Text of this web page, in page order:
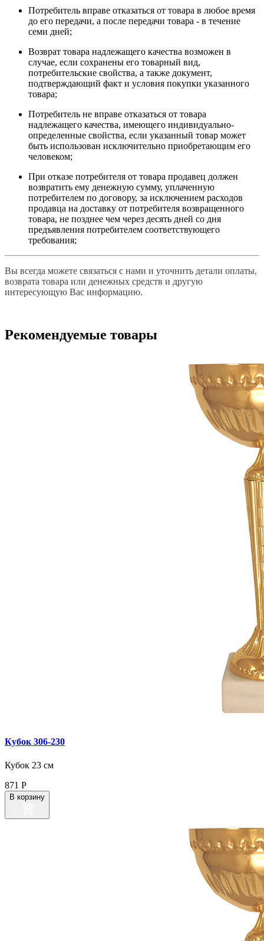
Потребитель вправе отказаться от товара в любое время
до его передачи, а после передачи товара - в течение
семи дней;
Возврат товара надлежащего качества возможен в
случае, если сохранены его товарный вид,
потребительские свойства, а также документ,
подтверждающий факт и условия покупки указанного
товара;
Потребитель не вправе отказаться от товара
надлежащего качества, имеющего индивидуально-
определенные свойства, если указанный товар может
быть использован исключительно приобретающим его
человеком;
При отказе потребителя от товара продавец должен
возвратить ему денежную сумму, уплаченную
потребителем по договору, за исключением расходов
продавца на доставку от потребителя возвращенного
товара, не позднее чем через десять дней со дня
предъявления потребителем соответствующего
требования;
Вы всегда можете связаться с нами и уточнить детали оплаты,
возврата товара или денежных средств и другую
интересующую Вас информацию.
Рекомендуемые товары
Кубок 306‑230
Кубок 23 см
871 Р
В корзину